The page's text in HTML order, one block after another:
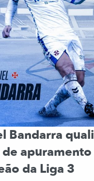
Bandarra
de
da Liga 3